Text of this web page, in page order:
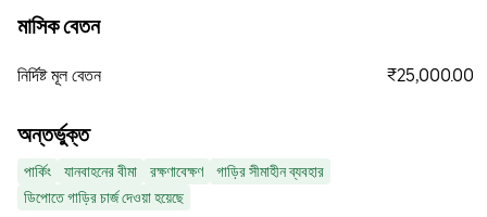
মাসিক বেতন
নির্দিষ্ট মূল বেতন ₹25,000.00
অন্তর্ভুক্ত
পার্কিং যানবাহনের বীমা রক্ষণাবেক্ষণ
গাড়ির সীমাহীন ব্যবহার
ডিপোতে গাড়ির চার্জ দেওয়া হয়েছে